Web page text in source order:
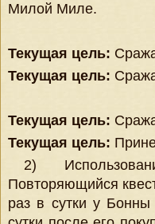
Милой Миле.
Текущая цель:
Текущая цель:
Текущая цель:
Текущая цель:
2)
Повторяющийся
раз в сутки у